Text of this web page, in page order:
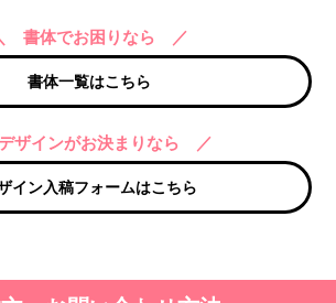
書体でお困りなら ／
書体一覧はこちら
ザインがお決まりなら ／
イン入稿フォームはこちら